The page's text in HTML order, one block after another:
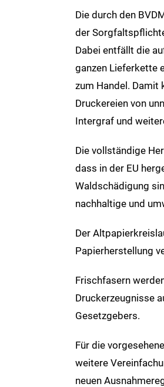
Die durch den
der
Dabei entfällt die
ganzen Lieferkette
zum Handel. Damit
Druckereien von
Intergraf und
Die vollständige
dass in der EU
Waldschädigung
nachhaltige und
Der
Papierherstellung
Frischfasern
Druckerzeugnisse
Gesetzgebers.
Für die
weitere
neuen